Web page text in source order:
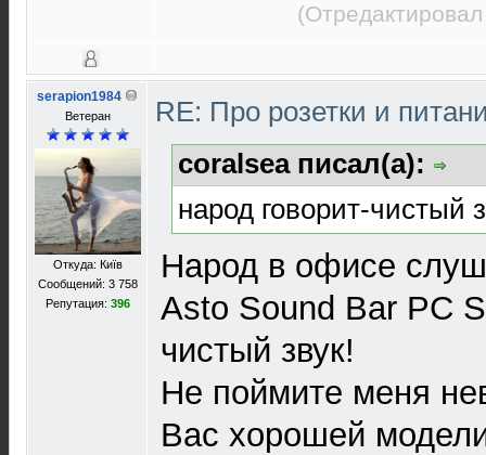
serapion1984
Ветеран
Откуда: Київ
Сообщений: 3 758
Репутация: 396
RE: Про розетки и
coralsea писал(а):
народ говорит-чистый
Народ в офисе
Asto Sound Bar PC
чистый звук!
Не поймите меня
Вас хорошей